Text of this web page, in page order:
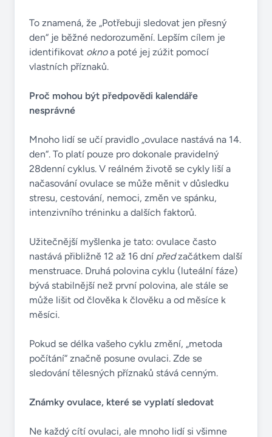
To znamená, že „Potřebuji sledovat jen přesný
den“ je běžné nedorozumění. Lepším cílem je
identifikovat oknoa poté jej zúžit pomocí
vlastních příznaků.
Proč mohou být předpovědi kalendáře
nesprávné
Mnoho lidí se učí pravidlo „ovulace nastává na 14.
den“. To platí pouze pro dokonale pravidelný
28denní cyklus. V reálném životě se cykly liší a
načasování ovulace se může měnit v důsledku
stresu, cestování, nemoci, změn ve spánku,
intenzivního tréninku a dalších faktorů.
Užitečnější myšlenka je tato: ovulace často
nastává přibližně 12 až 16 dní předzačátkem další
menstruace. Druhá polovina cyklu (luteální fáze)
bývá stabilnější než první polovina, ale stále se
může lišit od člověka k člověku a od měsíce k
měsíci.
Pokud se délka vašeho cyklu změní, „metoda
počítání“ značně posune ovulaci. Zde se
sledování tělesných příznaků stává cenným.
Známky ovulace, které se vyplatí sledovat
Ne každý cítí ovulaci, ale mnoho lidí si všimne